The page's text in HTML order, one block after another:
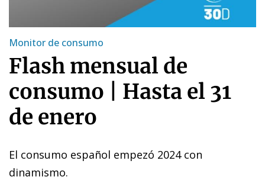
Monitor de consumo
Flash mensual de
consumo | Hasta el 31
de enero
El consumo español empezó 2024 con
dinamismo.